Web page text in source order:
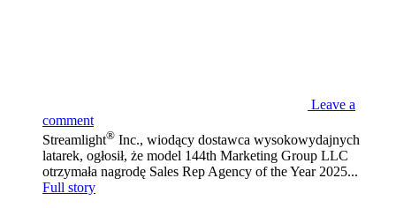
Leave a
comment
Streamlight® Inc., wiodący dostawca wysokowydajnych
latarek, ogłosił, że model 144th Marketing Group LLC
otrzymała nagrodę Sales Rep Agency of the Year 2025...
Full story